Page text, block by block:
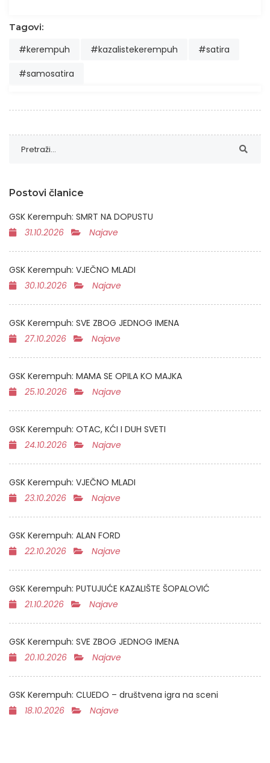
Tagovi:
#kerempuh #kazalistekerempuh
#satira
#samosatira
Postovi članice
GSK Kerempuh: SMRT NA DOPUSTU
31.10.2026
Najave
GSK Kerempuh: VJEČNO MLADI
30.10.2026
Najave
GSK Kerempuh: SVE ZBOG JEDNOG IMENA
27.10.2026
Najave
GSK Kerempuh: MAMA SE OPILA KO MAJKA
25.10.2026
Najave
GSK Kerempuh: OTAC, KĆI I DUH SVETI
24.10.2026
Najave
GSK Kerempuh: VJEČNO MLADI
23.10.2026
Najave
GSK Kerempuh: ALAN FORD
22.10.2026
Najave
GSK Kerempuh: PUTUJUĆE KAZALIŠTE ŠOPALOVIĆ
21.10.2026
Najave
GSK Kerempuh: SVE ZBOG JEDNOG IMENA
20.10.2026
Najave
GSK Kerempuh: CLUEDO – društvena igra na sceni
18.10.2026
Najave